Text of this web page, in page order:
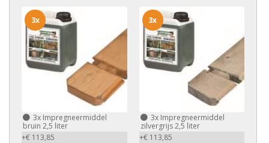
3x Impregneermiddel
bruin 2,5 liter
+€ 113,85
3x
3xImpregneermiddel
zilvergrijs 2,5 liter
+€ 113,85
3x